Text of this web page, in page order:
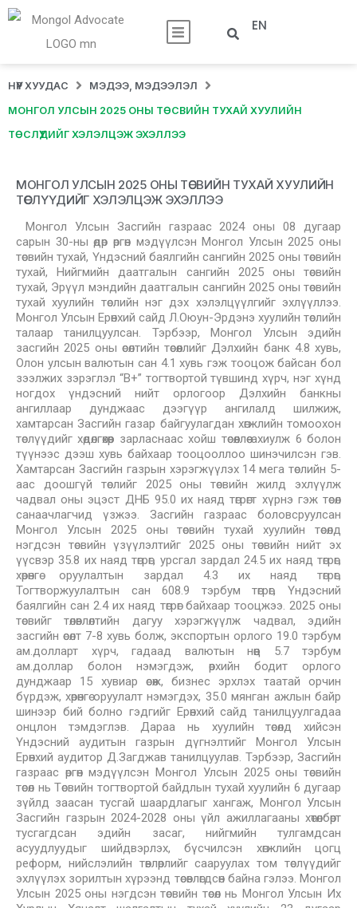
EN
НҮҮР ХУУДАС МЭДЭЭ, МЭДЭЭЛЭЛ
МОНГОЛ УЛСЫН 2025 ОНЫ ТӨСВИЙН ТУХАЙ ХУУЛИЙН
ТӨСЛҮҮДИЙГ ХЭЛЭЛЦЭЖ ЭХЭЛЛЭЭ
МОНГОЛ УЛСЫН 2025 ОНЫ ТӨСВИЙН ТУХАЙ ХУУЛИЙН
ТӨСЛҮҮДИЙГ ХЭЛЭЛЦЭЖ ЭХЭЛЛЭЭ
Монгол Улсын Засгийн газраас 2024 оны 08 дугаар
сарын 30-ны өдөр өргөн мэдүүлсэн Монгол Улсын 2025 оны
төсвийн тухай, Үндэсний баялгийн сангийн 2025 оны төсвийн
тухай, Нийгмийн даатгалын сангийн 2025 оны төсвийн
тухай, Эрүүл мэндийн даатгалын сангийн 2025 оны төсвийн
тухай хуулийн төслийн нэг дэх хэлэлцүүлгийг эхлүүллээ.
Монгол Улсын Ерөнхий сайд Л.Оюун-Эрдэнэ хуулийн төслийн
талаар танилцуулсан. Тэрбээр, Монгол Улсын эдийн
засгийн 2025 оны өсөлтийн төсөөллийг Дэлхийн банк 4.8 хувь,
Олон улсын валютын сан 4.1 хувь гэж тооцож байсан бол
зээлжих зэрэглэл “В+” тогтвортой түвшинд хүрч, нэг хүнд
ногдох үндэсний нийт орлогоор Дэлхийн банкны
ангиллаар дунджаас дээгүүр ангилалд шилжиж,
хамтарсан Засгийн газар байгуулагдан хөгжлийн томоохон
төслүүдийг хөдөлгөхөөр зарласнаас хойш төсөөллөө ахиулж 6 болон
түүнээс дээш хувь байхаар тооцооллоо шинэчилсэн гэв.
Хамтарсан Засгийн газрын хэрэгжүүлэх 14 мега төслийн 5-
аас доошгүй төслийг 2025 оны төсвийн жилд эхлүүлж
чадвал оны эцэст ДНБ 95.0 их наяд төгрөгт хүрнэ гэж төсөл
санаачлагчид үзжээ. Засгийн газраас боловсруулсан
Монгол Улсын 2025 оны төсвийн тухай хуулийн төсөлд
нэгдсэн төсвийн үзүүлэлтийг 2025 оны төсвийн нийт эх
үүсвэр 35.8 их наяд төгрөг, урсгал зардал 24.5 их наяд төгрөг,
хөрөнгө оруулалтын зардал 4.3 их наяд төгрөг,
Тогтворжуулалтын сан 608.9 тэрбум төгрөг, Үндэсний
баялгийн сан 2.4 их наяд төгрөг байхаар тооцжээ. 2025 оны
төсвийг төлөвлөлтийн дагуу хэрэгжүүлж чадвал, эдийн
засгийн өсөлт 7-8 хувь болж, экспортын орлого 19.0 тэрбум
ам.долларт хүрч, гадаад валютын нөөц 5.7 тэрбум
ам.доллар болон нэмэгдэж, өрхийн бодит орлого
дунджаар 15 хувиар өсөж, бизнес эрхлэх таатай орчин
бүрдэж, хөрөнгө оруулалт нэмэгдэх, 35.0 мянган ажлын байр
шинээр бий болно гэдгийг Ерөнхий сайд танилцуулгадаа
онцлон тэмдэглэв. Дараа нь хуулийн төсөлд хийсэн
Үндэсний аудитын газрын дүгнэлтийг Монгол Улсын
Ерөнхий аудитор Д.Загджав танилцуулав. Тэрбээр, Засгийн
газраас өргөн мэдүүлсэн Монгол Улсын 2025 оны төсвийн
төсөл нь Төсвийн тогтвортой байдлын тухай хуулийн 6 дугаар
зүйлд заасан тусгай шаардлагыг хангаж, Монгол Улсын
Засгийн газрын 2024-2028 оны үйл ажиллагааны хөтөлбөрт
тусгагдсан эдийн засаг, нийгмийн тулгамдсан
асуудлуудыг шийдвэрлэх, бүсчилсэн хөгжлийн цогц
реформ, нийслэлийн төвлөрлийг сааруулах том төслүүдийг
эхлүүлэх зорилтын хүрээнд төсөвлөгдсөн байна гэлээ. Монгол
Улсын 2025 оны нэгдсэн төсвийн төсөл нь Монгол Улсын Их